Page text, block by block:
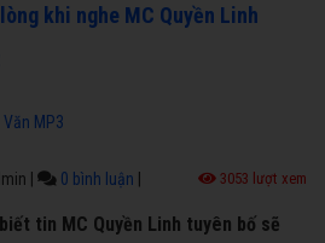
khi nghe MC Quyền Linh
Văn MP3
0 bình luận 3053 lượt xem
tin MC Quyền Linh tuyên bố sẽ